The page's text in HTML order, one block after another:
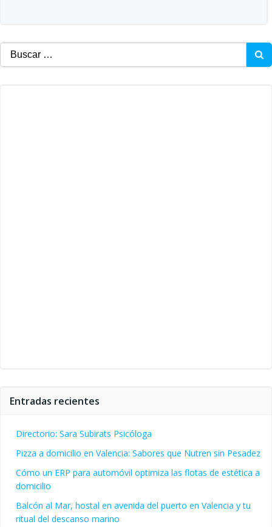
Buscar:
Entradas recientes
Directorio: Sara Subirats Psicóloga
Pizza a domicilio en Valencia: Sabores que Nutren sin Pesadez
Cómo un ERP para automóvil optimiza las flotas de estética a
domicilio
Balcón al Mar, hostal en avenida del puerto en Valencia y tu
ritual del descanso marino